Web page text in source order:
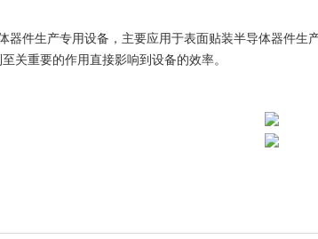
器件生产专用设备， 主要应用于表面贴装半导体器件生
关重要的作用直接影响到设备的效率。